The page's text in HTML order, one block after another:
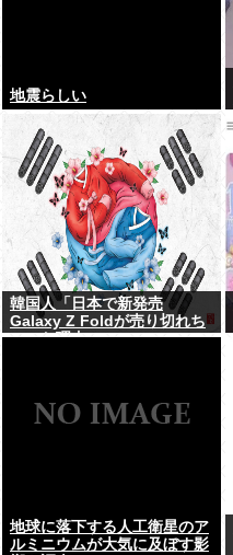
地震らしい
韓国人「日本で新発売
Galaxy Z Foldが売り切れち
ゃった理由」
地球に落下する人工衛星のア
ルミニウムが大気に及ぼす影